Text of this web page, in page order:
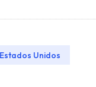
Estados Unidos